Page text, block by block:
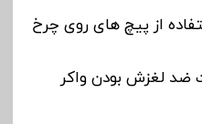
از پیچ های روی چرخ
ضد لغزش بودن واکر